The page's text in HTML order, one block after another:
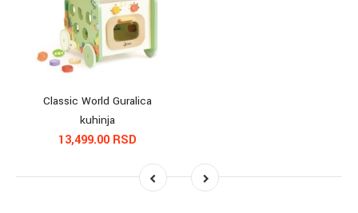
Classic World Guralica
kuhinja
13,499.00 RSD